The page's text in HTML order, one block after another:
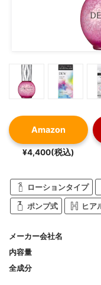
Amazon
¥4,400(税込)
ローションタイプ
ポンプ式 ヒア
メーカー会社名
内容量
全成分